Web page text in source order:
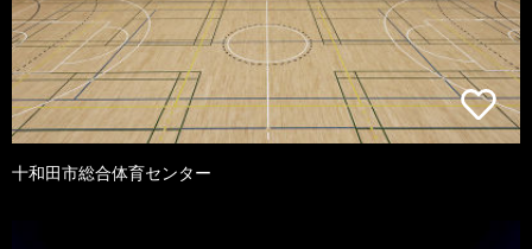
十和田市総合体育センター